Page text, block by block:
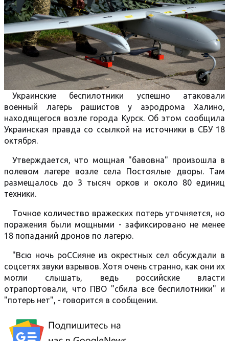
Украинские беспилотники успешно атаковали
военный лагерь рашистов у аэродрома Халино,
находящегося возле города Курск. Об этом сообщила
Украинская правда со ссылкой на источники в СБУ 18
октября.
Утверждается, что мощная "бавовна" произошла в
полевом лагере возле села Постоялые дворы. Там
размещалось до 3 тысяч орков и около 80 единиц
техники.
Точное количество вражеских потерь уточняется, но
поражения были мощными - зафиксировано не менее
18 попаданий дронов по лагерю.
"Всю ночь роССияне из окрестных сел обсуждали в
соцсетях звуки взрывов. Хотя очень странно, как они их
могли слышать, ведь российские власти
отрапортовали, что ПВО "сбила все беспилотники" и
"потерь нет", - говорится в сообщении.